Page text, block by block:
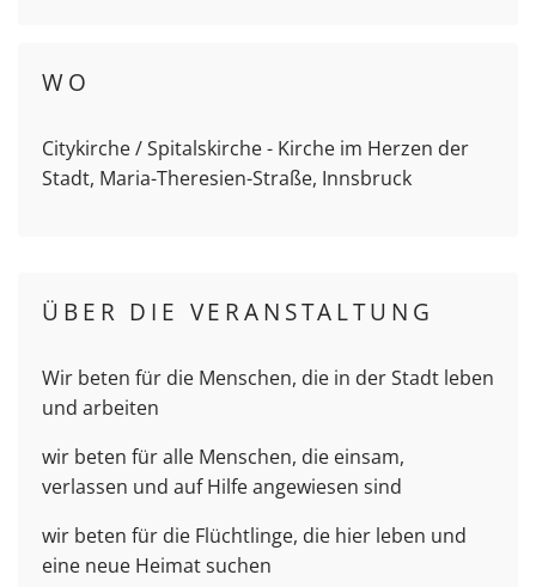
WO
Citykirche / Spitalskirche - Kirche im Herzen der
Stadt, Maria-Theresien-Straße, Innsbruck
ÜBER DIE VERANSTALTUNG
Wir beten für die Menschen, die in der Stadt leben
und arbeiten
wir beten für alle Menschen, die einsam,
verlassen und auf Hilfe angewiesen sind
wir beten für die Flüchtlinge, die hier leben und
eine neue Heimat suchen